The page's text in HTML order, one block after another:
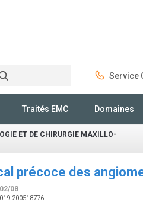
Service
Traités EMC Domaines
ET DE CHIRURGIE MAXILLO-
précoce des
08
200518776